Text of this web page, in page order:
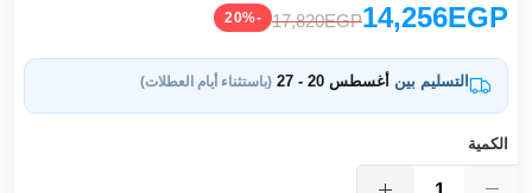
14,256EGP
17,820EGP
-20%
التسليم بين أغسطس 20 - 27 (باستثناء أيام العطلات)
الكمية